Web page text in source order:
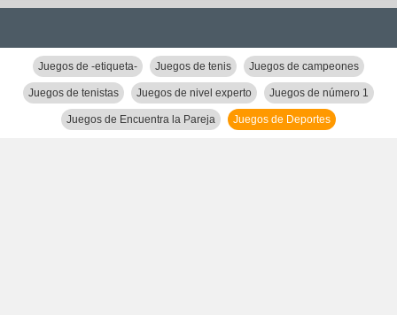
Juegos de -etiqueta- Juegos de tenis Juegos de campeones
Juegos de tenistas Juegos de nivel experto Juegos de número 1
Juegos de Encuentra la Pareja Juegos de Deportes